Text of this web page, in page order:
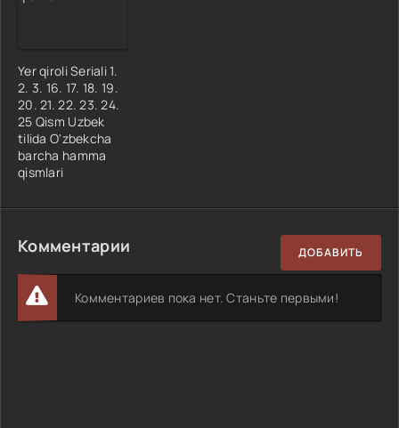
Yer qiroli Seriali 1.
2. 3. 16. 17. 18. 19.
20. 21. 22. 23. 24.
25 Qism Uzbek
tilida O'zbekcha
barcha hamma
qismlari
Комментарии ДОБАВИТЬ
Комментариев пока нет. Станьте первыми!